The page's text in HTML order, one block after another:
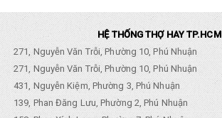
HỆ THỐNG THỢ HAY TP.HCM
271, Nguyễn Văn Trỗi, Phường 10, Phú Nhuận
271, Nguyễn Văn Trỗi, Phường 10, Phú Nhuận
431, Nguyễn Kiệm, Phường 3, Phú Nhuận
139, Phan Đăng Lưu, Phường 2, Phú Nhuận